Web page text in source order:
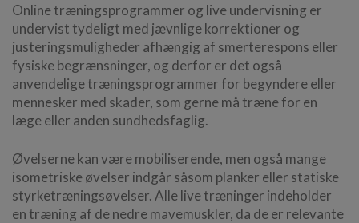
Online træningsprogrammer og live undervisning er
undervist tydeligt med jævnlige korrektioner og
justeringsmuligheder afhængig af smerterespons eller
fysiske begrænsninger, og derfor er det også
anvendelige træningsprogrammer for begyndere eller
mennesker med skader, som gerne må træne for en
læge eller anden sundhedsfaglig.
Øvelserne kan være mobiliserende, men også mange
isometriske øvelser indgår såsom planker eller statiske
styrketræningsøvelser. Alle live træninger indeholder
en træning af de nedre mavemuskler, da de er relevante